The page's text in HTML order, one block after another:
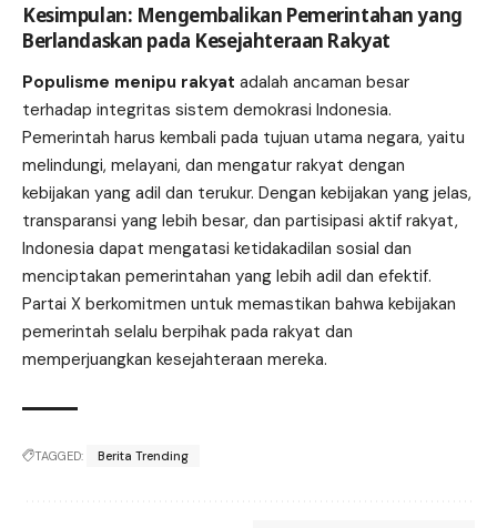
Kesimpulan: Mengembalikan Pemerintahan yang
Berlandaskan pada Kesejahteraan Rakyat
Populisme menipu rakyat adalah ancaman besar
terhadap integritas sistem demokrasi Indonesia.
Pemerintah harus kembali pada tujuan utama negara, yaitu
melindungi, melayani, dan mengatur rakyat dengan
kebijakan yang adil dan terukur. Dengan kebijakan yang jelas,
transparansi yang lebih besar, dan partisipasi aktif rakyat,
Indonesia dapat mengatasi ketidakadilan sosial dan
menciptakan pemerintahan yang lebih adil dan efektif.
Partai X berkomitmen untuk memastikan bahwa kebijakan
pemerintah selalu berpihak pada rakyat dan
memperjuangkan kesejahteraan mereka.
TAGGED: Berita Trending